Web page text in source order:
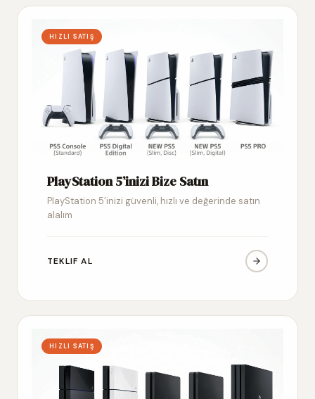
HIZLI SATIŞ
PlayStation 5’inizi Bize Satın
PlayStation 5’inizi güvenli, hızlı ve değerinde satın
alalım
TEKLIF AL
HIZLI SATIŞ